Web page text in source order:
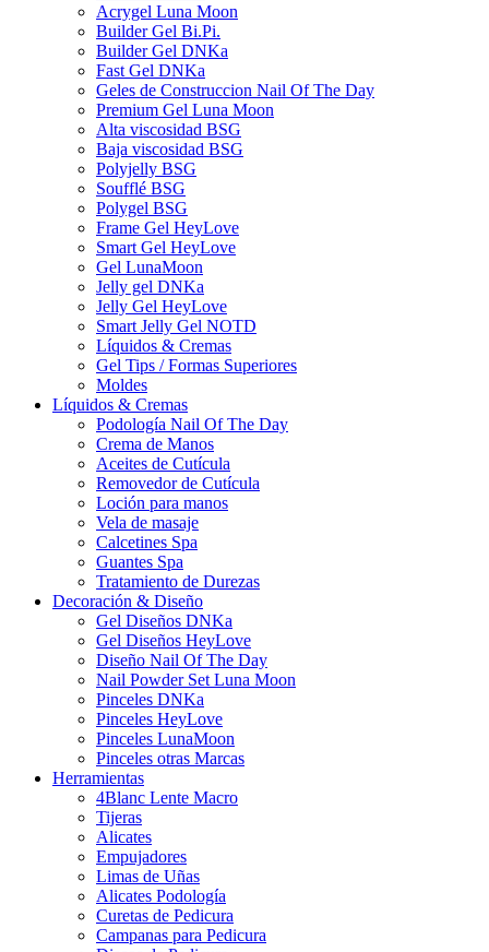
Acrygel Luna Moon
Builder Gel Bi.Pi.
Builder Gel DNKa
Fast Gel DNKa
Geles de Construccion Nail Of The Day
Premium Gel Luna Moon
Alta viscosidad BSG
Baja viscosidad BSG
Polyjelly BSG
Soufflé BSG
Polygel BSG
Frame Gel HeyLove
Smart Gel HeyLove
Gel LunaMoon
Jelly gel DNKa
Jelly Gel HeyLove
Smart Jelly Gel NOTD
Líquidos & Cremas
Gel Tips / Formas Superiores
Moldes
Líquidos & Cremas
Podología Nail Of The Day
Crema de Manos
Aceites de Cutícula
Removedor de Cutícula
Loción para manos
Vela de masaje
Calcetines Spa
Guantes Spa
Tratamiento de Durezas
Decoración & Diseño
Gel Diseños DNKa
Gel Diseños HeyLove
Diseño Nail Of The Day
Nail Powder Set Luna Moon
Pinceles DNKa
Pinceles HeyLove
Pinceles LunaMoon
Pinceles otras Marcas
Herramientas
4Blanc Lente Macro
Tijeras
Alicates
Empujadores
Limas de Uñas
Alicates Podología
Curetas de Pedicura
Campanas para Pedicura